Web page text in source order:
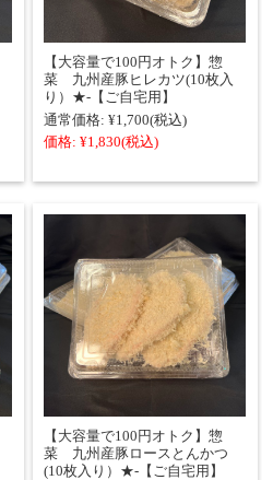
【大容量で100円オトク】惣
菜 九州産豚ヒレカツ(10枚入
り）★‐【ご自宅用】
通常価格: ¥1,700(税込)
価格: ¥1,830(税込)
【大容量で100円オトク】惣
菜 九州産豚ロースとんかつ
(10枚入り）★‐【ご自宅用】